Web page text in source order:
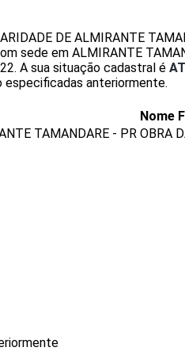
DE ALMIRANTE
sede em ALMIRANTE
A sua situação cadastral é
especificadas anteriormente.
TAMANDARE - PR
Nome
OBRA